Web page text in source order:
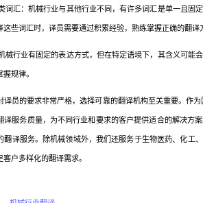
汇：机械行业与其他行业不同，有许多词汇是单一且固
些词汇时，译员需要通过积累经验，熟练掌握正确的翻译
行业有固定的表达方式，但在特定语境下，其含义可能
规律。
译员的要求非常严格，选择可靠的翻译机构至关重要。作
译服务质量，为不同行业和要求的客户提供适合的解决方
翻译服务。除机械领域外，我们还服务于生物医药、化工
户多样化的翻译需求。